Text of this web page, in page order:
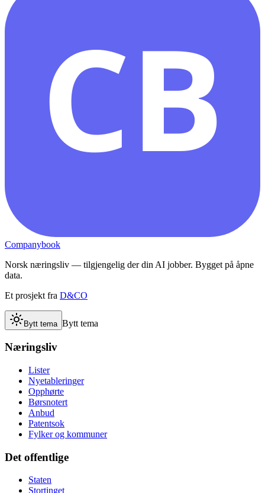
CB
Companybook
Norsk næringsliv — tilgjengelig der din AI jobber. Bygget på åpne
data.
Et prosjekt fra D&CO
Bytt tema Bytt tema
Næringsliv
Lister
Nyetableringer
Opphørte
Børsnotert
Anbud
Patentsok
Fylker og kommuner
Det offentlige
Staten
Stortinget